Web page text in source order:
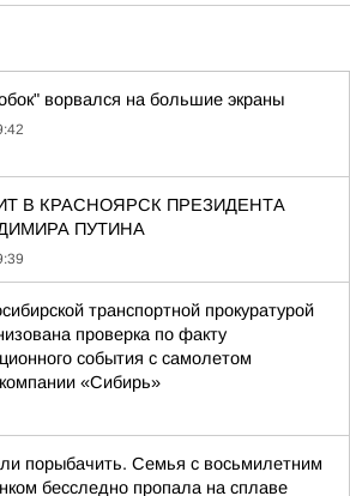
ворвался на большие экраны
В КРАСНОЯРСК ПРЕЗИДЕНТА
ПУТИНА
транспортной прокуратурой
проверка по факту
события с самолетом
«Сибирь»
порыбачить. Семья с восьмилетним
бесследно пропала на сплаве